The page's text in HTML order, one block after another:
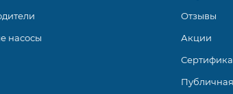
насосы
Отзывы
Акции